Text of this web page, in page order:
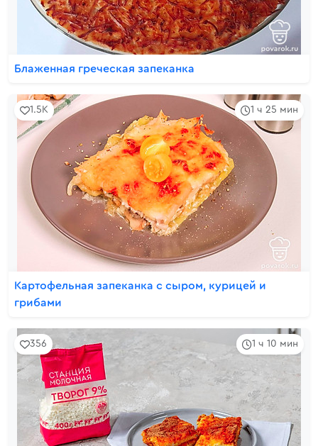
Блаженная греческая запеканка
1 ч 25 мин
1.5K
Картофельная запеканка с сыром, курицей и
грибами
1 ч 10 мин
356